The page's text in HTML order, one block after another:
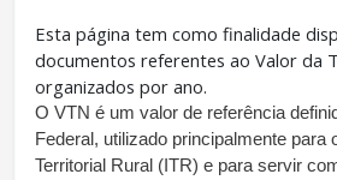
Esta página tem como finalidade
documentos referentes ao Valor da
organizados por ano.
O VTN é um valor de referência
Federal, utilizado principalmente para
Territorial Rural (ITR) e para servir